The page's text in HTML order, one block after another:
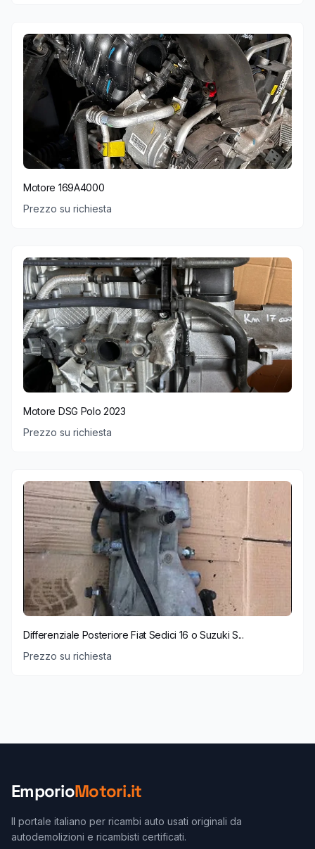
Motore 169A4000
Prezzo su richiesta
Motore DSG Polo 2023
Prezzo su richiesta
Differenziale Posteriore Fiat Sedici 16 o Suzuki S...
Prezzo su richiesta
EmporioMotori.it
Il portale italiano per ricambi auto usati originali da
autodemolizioni e ricambisti certificati.